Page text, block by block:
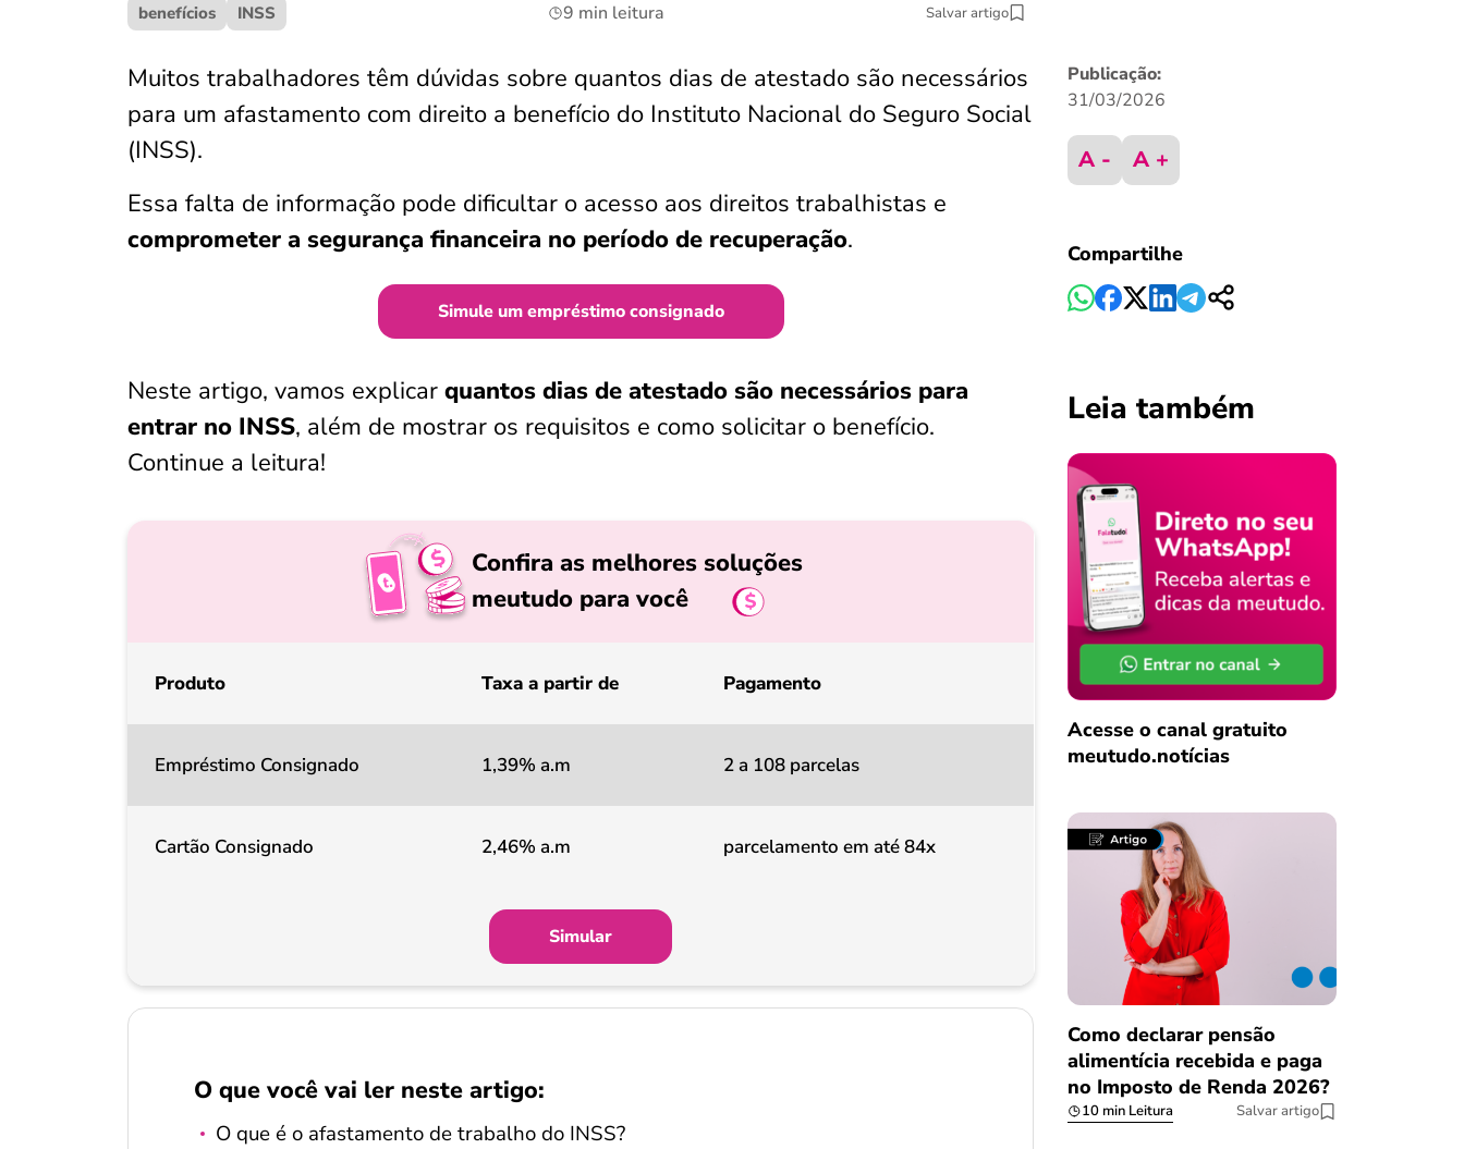
benefícios INSS 9 min leitura Salvar artigo
Muitos trabalhadores têm dúvidas sobre quantos dias de atestado são necessários
para um afastamento com direito a benefício do Instituto Nacional do Seguro Social
(INSS).
Essa falta de informação pode dificultar o acesso aos direitos trabalhistas e
comprometer a segurança financeira no período de recuperação.
Simule um empréstimo consignado
Neste artigo, vamos explicar quantos dias de atestado são necessários para
entrar no INSS, além de mostrar os requisitos e como solicitar o benefício.
Continue a leitura!
Confira as melhores soluções
meutudo para você
Produto Taxa a partir de Pagamento
Empréstimo Consignado 1,39% a.m 2 a 108 parcelas
Cartão Consignado 2,46% a.m parcelamento em até 84x
Simular
O que você vai ler neste artigo:
O que é o afastamento de trabalho do INSS?
Publicação:
31/03/2026
A - A +
Compartilhe
Leia também
Acesse o canal gratuito
meutudo.notícias
Como declarar pensão
alimentícia recebida e paga
no Imposto de Renda 2026?
10 min Leitura Salvar artigo